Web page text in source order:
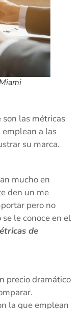
las métricas
emplean a las
su marca.
mucho en
den un me
pero no
le conoce en el
de
precio dramático
la que emplean